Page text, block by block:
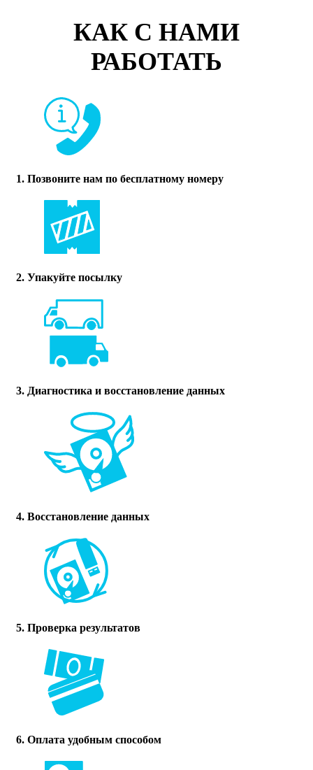
КАК С НАМИ
РАБОТАТЬ
1. Позвоните нам по бесплатному номеру
2. Упакуйте посылку
3. Диагностика и восстановление данных
4. Восстановление данных
5. Проверка результатов
6. Оплата удобным способом